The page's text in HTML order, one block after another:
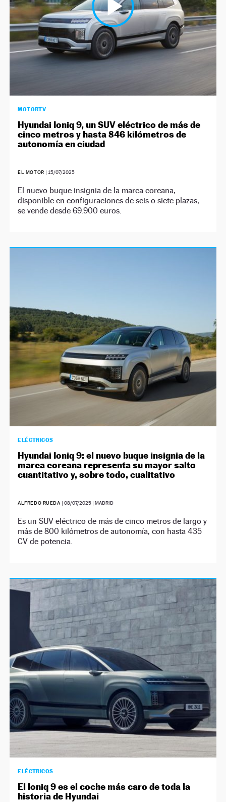
MOTORTV
Hyundai Ioniq 9, un SUV eléctrico de más de
cinco metros y hasta 846 kilómetros de
autonomía en ciudad
EL MOTOR | 15/07/2025
El nuevo buque insignia de la marca coreana,
disponible en configuraciones de seis o siete plazas,
se vende desde 69.900 euros.
ELÉCTRICOS
Hyundai Ioniq 9: el nuevo buque insignia de la
marca coreana representa su mayor salto
cuantitativo y, sobre todo, cualitativo
ALFREDO RUEDA |08/07/2025 | MADRID
Es un SUV eléctrico de más de cinco metros de largo y
más de 800 kilómetros de autonomía, con hasta 435
CV de potencia.
ELÉCTRICOS
El Ioniq 9 es el coche más caro de toda la
historia de Hyundai